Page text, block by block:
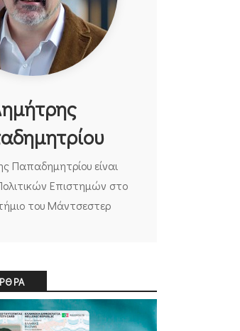
Παπαδημητρίου είναι
Επιστημών στο
του Μάντσεστερ